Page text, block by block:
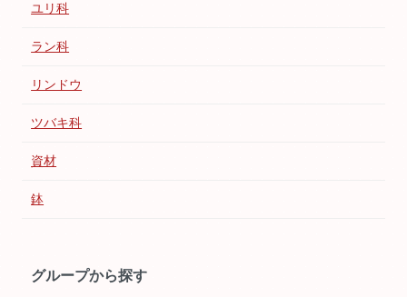
ユリ科
ラン科
リンドウ
ツバキ科
資材
鉢
グループから探す